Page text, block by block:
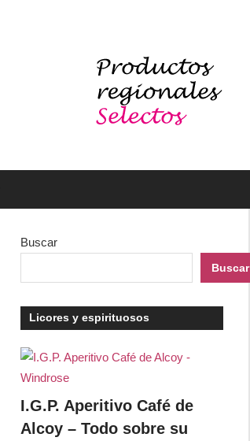
Buscar
Buscar
Licores y espirituosos
I.G.P. Aperitivo Café de
Alcoy – Todo sobre su